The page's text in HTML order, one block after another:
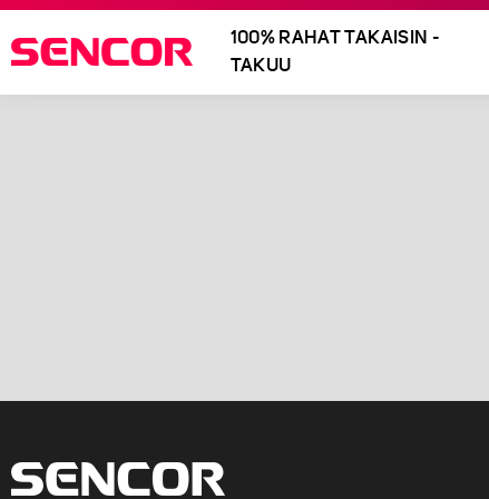
100% RAHAT TAKAISIN -
TAKUU